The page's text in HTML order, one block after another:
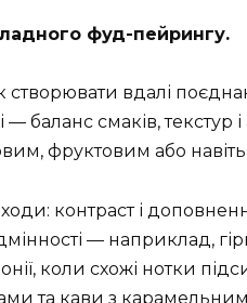
фуд-пейрингу.
створювати вдалі
— баланс смаків,
фруктовим або
контраст і
— наприклад,
коли схожі нотки
та кави з